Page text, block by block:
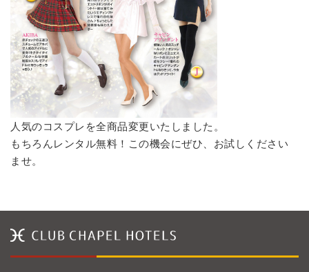
人気のコスプレを全商品変更いたしました。
もちろんレンタル無料！この機会にぜひ、お試しください
ませ。